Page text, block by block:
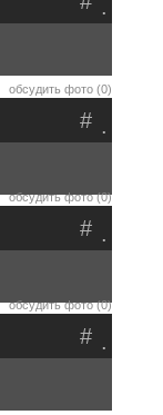
.
обсудить фото (0)
.
#
обсудить фото (0)
.
#
обсудить фото (0)
.
#